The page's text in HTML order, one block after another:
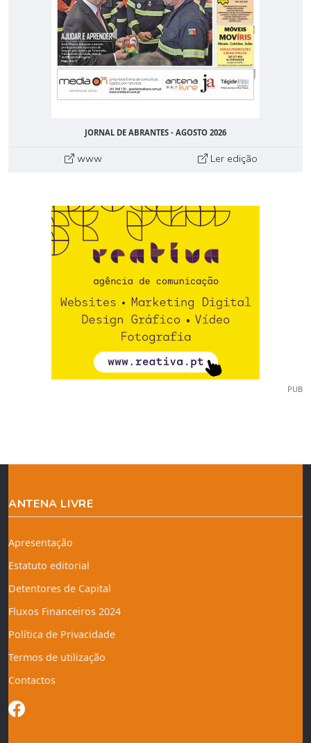
JORNAL DE ABRANTES - AGOSTO 2026
www Ler edição
PUB
ANTENA LIVRE
Apresentação
Estatuto editorial
Detentores de Capital
Fluxos Financeiros 2024
Política de Privacidade
Termos de utilização
Contactos